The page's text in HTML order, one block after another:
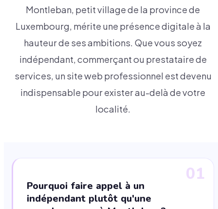
Montleban, petit village de la province de
Luxembourg, mérite une présence digitale à la
hauteur de ses ambitions. Que vous soyez
indépendant, commerçant ou prestataire de
services, un site web professionnel est devenu
indispensable pour exister au-delà de votre
localité.
01
Pourquoi faire appel à un
indépendant plutôt qu'une